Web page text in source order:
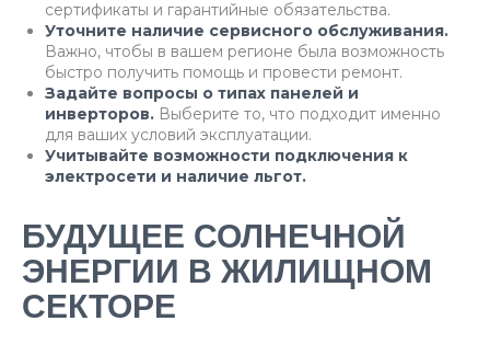
сертификаты и гарантийные обязательства.
Уточните наличие сервисного обслуживания.
Важно, чтобы в вашем регионе была возможность
быстро получить помощь и провести ремонт.
Задайте вопросы о типах панелей и
инверторов. Выберите то, что подходит именно
для ваших условий эксплуатации.
Учитывайте возможности подключения к
электросети и наличие льгот.
БУДУЩЕЕ СОЛНЕЧНОЙ
ЭНЕРГИИ В ЖИЛИЩНОМ
СЕКТОРЕ